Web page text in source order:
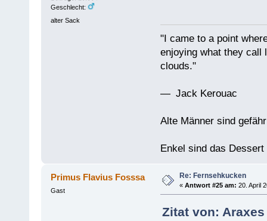
Geschlecht:
alter Sack
"I came to a point
enjoying what they call
clouds."
— Jack Kerouac
Alte Männer sind
Enkel sind das Dessert
Primus Flavius Fosssa
Gast
Re: Fernsehkucken
« Antwort #25 am: 20. April
Zitat von: Araxes